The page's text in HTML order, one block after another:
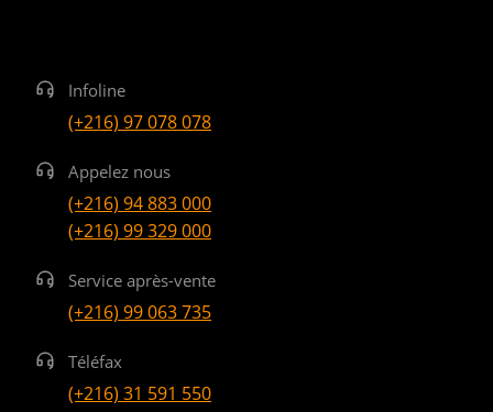
Infoline
(+216) 97 078 078
Appelez nous
(+216) 94 883 000
(+216) 99 329 000
Service après-vente
(+216) 99 063 735
Téléfax
(+216) 31 591 550